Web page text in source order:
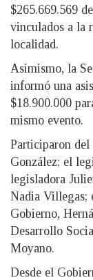
$265.669.569
vinculados a la
localidad.
Asimismo, la
informó una
$18.900.000
mismo evento.
Participaron
González; el
legisladora
Nadia Villegas;
Gobierno,
Desarrollo
Moyano.
Desde el